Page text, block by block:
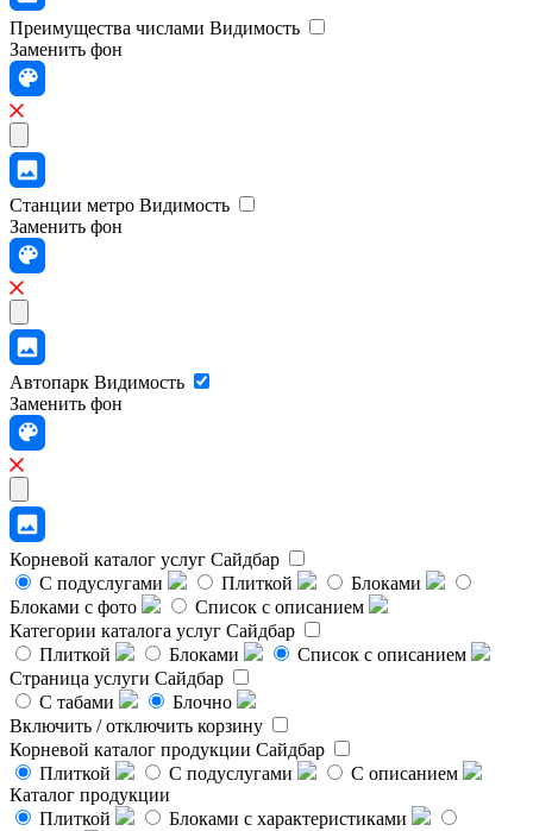
Преимущества числами Видимость
Заменить фон
Станции метро Видимость
Заменить фон
Автопарк Видимость
Заменить фон
Корневой каталог услуг Сайдбар
С подуслугами
Плиткой
Блоками
Блоками с фото
Список с описанием
Категории каталога услуг Сайдбар
Плиткой
Блоками
Список с описанием
Страница услуги Сайдбар
С табами
Блочно
Включить / отключить корзину
Корневой каталог продукции Сайдбар
Плиткой
С подуслугами
С описанием
Каталог продукции
Плиткой
Блоками с характеристиками